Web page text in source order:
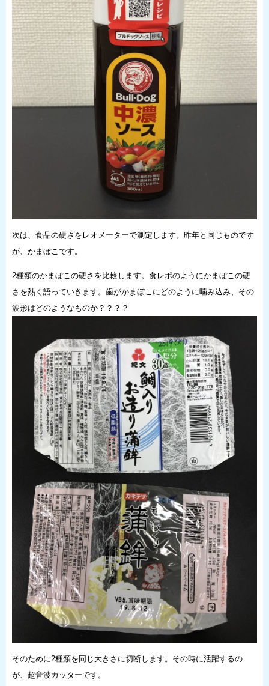
次は、食品の硬さをレオメーターで測定します。昨年と同じものです
が、かまぼこです。
2種類のかまぼこの硬さを比較します。食レポのようにかまぼこの硬
さを熱く語っていきます。歯がかまぼこにどのように噛み込み、その
波形はどのようなものか？？？？
そのために2種類を同じ大きさに切断します。その時に活躍するの
が、超音波カッターです。